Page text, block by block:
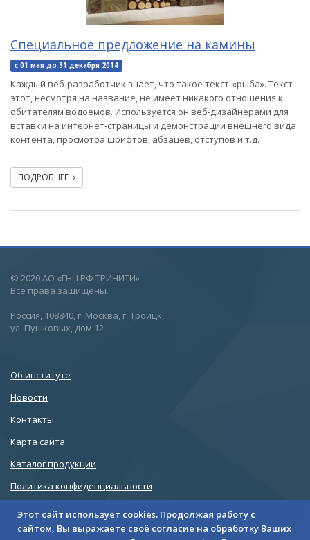
Специальное предложение на камины
с 01 мая до 31 декабря 2014
Каждый веб-разработчик знает, что такое текст-«рыба». Текст
этот, несмотря на название, не имеет никакого отношения к
обитателям водоемов. Используется он веб-дизайнерами для
вставки на интернет-страницы и демонстрации внешнего вида
контента, просмотра шрифтов, абзацев, отступов и т.д.
ПОДРОБНЕЕ
Этот сайт использует cookies. Продолжая работу с
сайтом, Вы выражаете своё согласие на обработку Ваших
© 2020 АО «ГНЦ РФ ТРИНИТИ»
Все права защищены.
Россия, 108840, г. Москва, г. Троицк,
ул. Пушковых, дом 12
Об институте
Новости
Контакты
Карта сайта
Каталог продукции
Политика конфиденциальности